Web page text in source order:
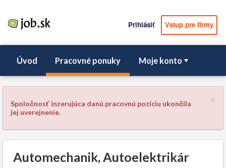
Prihlásiť Vstup pre firmy
Úvod Pracovné ponuky Moje konto
×
Spoločnosť inzerujúca danú pracovnú pozíciu ukončila
jej uverejnenie.
Automechanik, Autoelektrikár